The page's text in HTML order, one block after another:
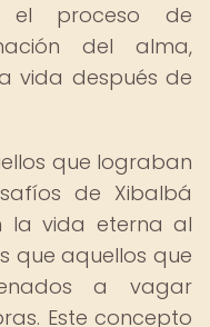
el proceso de
del alma,
vida después de
que lograban
de Xibalbá
la vida eterna al
que aquellos que
a vagar
Este concepto